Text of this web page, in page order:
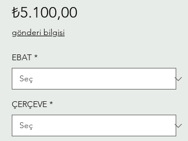
₺5.100,00
gönderi bilgisi
EBAT *
ÇERÇEVE *